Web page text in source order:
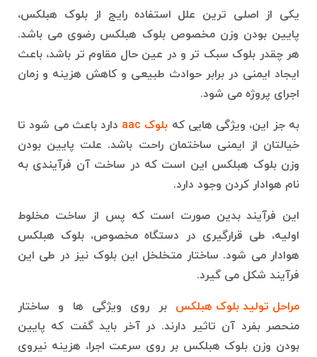
یکی از اصلی ترین علل استفاده رایج از بلوک هبلکس،
پایین بودن وزن مخصوص بلوک هبلکس رضوی می باشد.
هر چقدر بلوک سبک تر و در عین حال مقاوم تر باشد، باعث
ایجاد ایمنی در برابر حوادث طبیعی و کاهش هزینه و زمان
اجرای پروژه می شود.
به جز این، ویژگی هایی که بلوک aac
دارد باعث می شود تا
خیالتان از ایمنی ساختمان راحت باشد. علت پایین بودن
وزن بلوک هبلکس این است که در ساخت آن فرآیندی به
نام هوادار کردن وجود دارد.
این فرآیند بدین صورت است که پس از ساخت مخلوط
اولیه، طی قرارگیری در دستگاه مخصوص، بلوک هبلکس
هوادار می شود. ساختار متخلخل این بلوک نیز در طی این
فرآیند شکل می گیرد.
مراحل تولید بلوک هبلکس بر روی ویژگی ها و ساختار
منحصر بفرد آن تاثیر دارند. در آخر باید گفت که پایین
بودن وزن بلوک هبلکس بر روی سرعت اجرا، هزینه نیروی